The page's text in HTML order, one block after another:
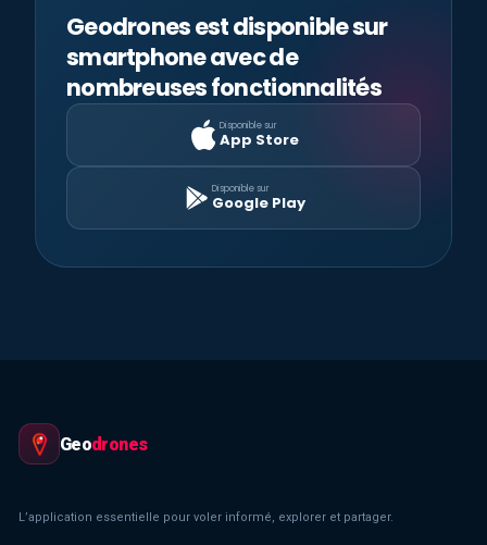
Geodrones est disponible sur
smartphone avec de
nombreuses fonctionnalités
Disponible sur
App Store
Disponible sur
Google Play
Geodrones
L’application essentielle pour voler informé, explorer et partager.